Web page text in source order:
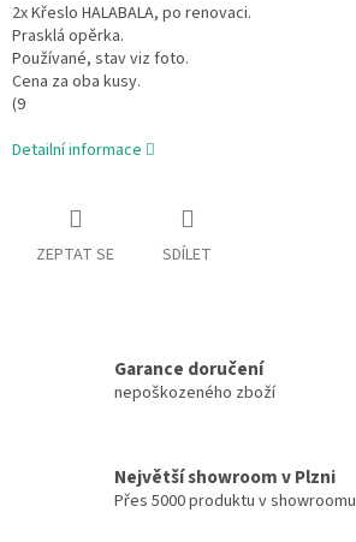
2x Křeslo HALABALA, po renovaci.
Prasklá opěrka.
Používané, stav viz foto.
Cena za oba kusy.
(9
Detailní informace
ZEPTAT SE SDÍLET
Garance doručení
nepoškozeného zboží
Největší showroom v Plzni
Přes 5000 produktu v showroomu